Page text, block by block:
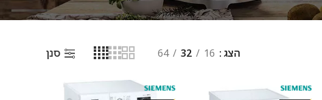
הצג 16
32
64 סנן